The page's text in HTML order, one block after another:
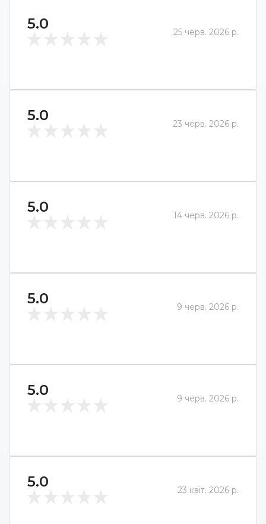
5.0 25 черв. 2026 р.
5.0 23 черв. 2026 р.
5.0 14 черв. 2026 р.
5.0 9 черв. 2026 р.
5.0 9 черв. 2026 р.
5.0 23 квіт. 2026 р.